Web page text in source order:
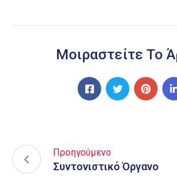
Μοιραστείτε Το
Προηγούμενο
Συντονιστικό Όργανο